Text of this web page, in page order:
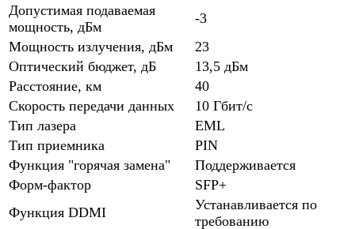
Допустимая подаваемая
мощность, дБм
-3
Мощность излучения, дБм
23
Оптический бюджет, дБ
13,5 дБм
Расстояние, км
40
Скорость передачи данных
10 Гбит/с
Тип лазера
EML
Тип приемника
PIN
Функция "горячая замена"
Поддерживается
Форм-фактор
SFP+
Функция DDMI
Устанавливается по
требованию